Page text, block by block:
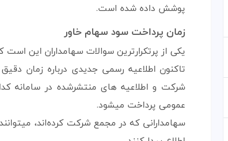
پوشش داده شده است.
زمان پرداخت سود سهام خاور
یکی از پرتکرارترین سوالات سهامداران این
تاکنون اطلاعیه رسمی جدیدی درباره زمان
عمومی پرداخت میشود.
سهامدارانی که در مجمع شرکت کرده‌اند،